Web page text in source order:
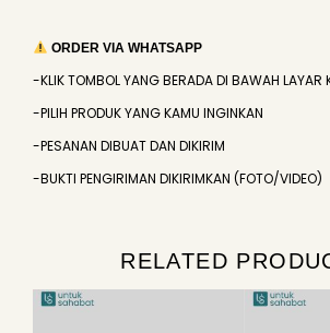
ORDER VIA WHATSAPP
-KLIK TOMBOL YANG BERADA DI BAWAH LAYAR
-PILIH PRODUK YANG KAMU INGINKAN
-PESANAN DIBUAT DAN DIKIRIM
-BUKTI PENGIRIMAN DIKIRIMKAN (FOTO/VIDEO)
RELATED